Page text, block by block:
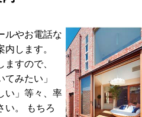
ルやお電話な
します。
すので、
てみたい」
い」等々、率
。
もちろ